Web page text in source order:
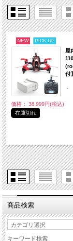
NEW PICK UP
屋
付
価格： 38,999円(税込)
在庫切れ
商品検索
キーワード検索